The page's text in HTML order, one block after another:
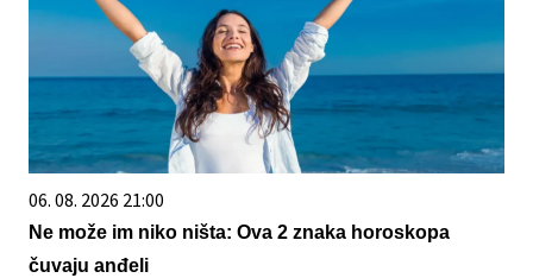
06. 08. 2026 21:00
Ne može im niko ništa: Ova 2 znaka horoskopa
čuvaju anđeli